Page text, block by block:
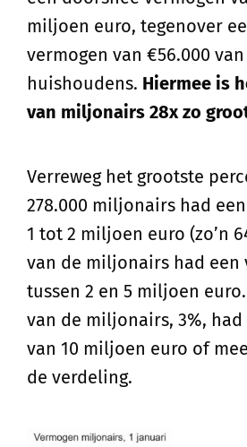
miljoen euro, tegenover
vermogen van €56.000
huishoudens. Hiermee is
van miljonairs 28x zo
Verreweg het grootste
278.000 miljonairs had
1 tot 2 miljoen euro (zo’n
van de miljonairs had een
tussen 2 en 5 miljoen
van de miljonairs, 3%, had
van 10 miljoen euro of
de verdeling.